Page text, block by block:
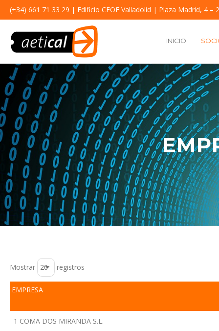
(+34) 661 71 33 29 | Edificio CEOE Valladolid | Plaza Madrid, 4 –
INICIO
Mostrar registros
EMPRESA
1 COMA DOS MIRANDA S.L.